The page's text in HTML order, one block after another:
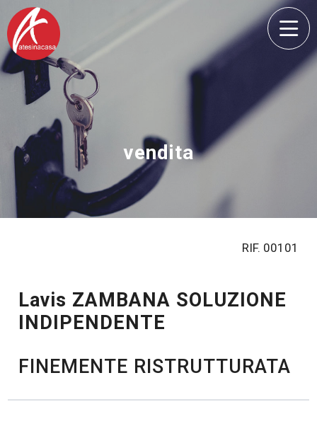
vendita
Lavis ZAMBANA SOLUZIONE
INDIPENDENTE
FINEMENTE RISTRUTTURATA
RIF. 00101